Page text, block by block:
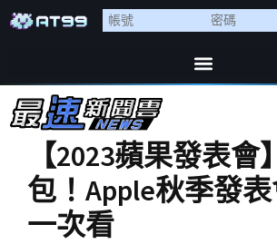
【2023蘋果發表會
包！Apple秋季發
一次看